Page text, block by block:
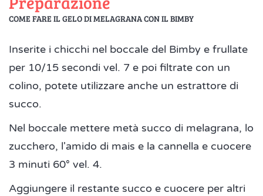
COME FARE IL GELO DI MELAGRANA CON IL BIMBY
Inserite i chicchi nel boccale del Bimby e frullate
per 10/15 secondi vel. 7 e poi filtrate con un
colino, potete utilizzare anche un estrattore di
succo.
Nel boccale mettere metà succo di melagrana, lo
zucchero, l'amido di mais e la cannella e cuocere
3 minuti 60° vel. 4.
Aggiungere il restante succo e cuocere per altri